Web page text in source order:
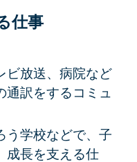
仕事
ビ放送、病院など
通訳をするコミュ
う学校などで、子
成長を支える仕